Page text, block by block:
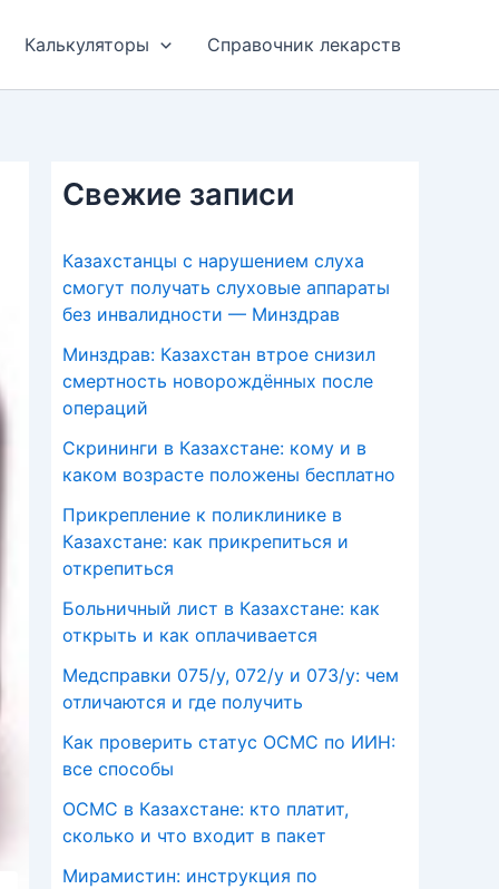
Калькуляторы Справочник лекарств
Свежие записи
Казахстанцы с нарушением слуха
смогут получать слуховые аппараты
без инвалидности — Минздрав
Минздрав: Казахстан втрое снизил
смертность новорождённых после
операций
Скрининги в Казахстане: кому и в
каком возрасте положены бесплатно
Прикрепление к поликлинике в
Казахстане: как прикрепиться и
открепиться
Больничный лист в Казахстане: как
открыть и как оплачивается
Медсправки 075/у, 072/у и 073/у: чем
отличаются и где получить
Как проверить статус ОСМС по ИИН:
все способы
ОСМС в Казахстане: кто платит,
сколько и что входит в пакет
Мирамистин: инструкция по